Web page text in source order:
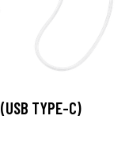
(USB TYPE-C)